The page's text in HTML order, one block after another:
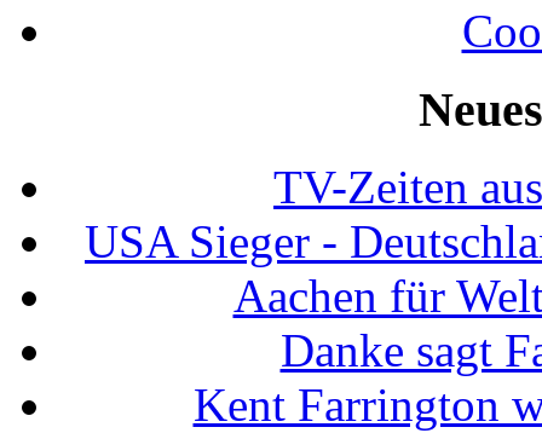
TV-Zeiten
USA Sieger -
Aachen für
Danke sagt
Kent Farrington